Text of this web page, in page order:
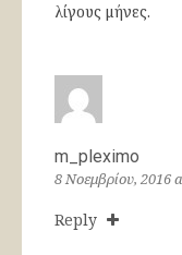
λίγους μήνες.
m_pleximo
8 Νοεμβρίου, 2016
Reply